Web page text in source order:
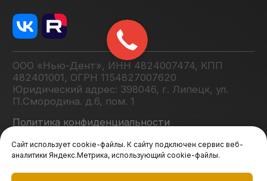
Сайт использует cookie-файлы. К сайту подключен сервис веб-
аналитики Яндекс.Метрика, использующий cookie-файлы.